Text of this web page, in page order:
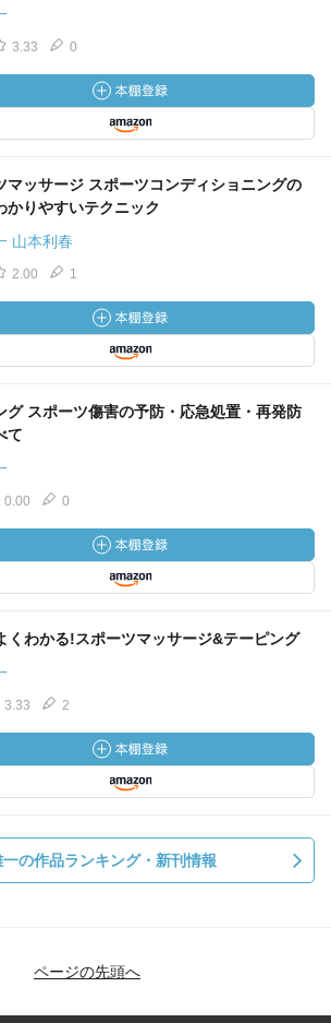
3.33 0
マッサージ スポーツコンディショニングの
かりやすいテクニック
山本利春
2.00 1
グ スポーツ傷害の予防・応急処置・再発防
て
0.00 0
くわかる!スポーツマッサージ&テーピング
3.33 2
の作品ランキング・新刊情報
ページの先頭へ